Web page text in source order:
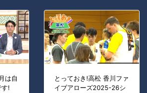
は自
す!
とっておき!高松 香川ファ
イブアローズ2025-26シ